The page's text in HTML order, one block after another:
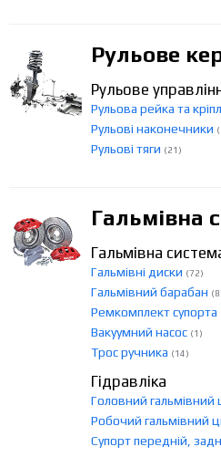
Рульове
Рульове
Рульова рейка та
Рульові наконечники
Рульові тяги (21)
Гальмівна
Гальмівна
Гальмівні диски (72)
Гальмівний барабан
Ремкомплект супорта
Вакуумний насос (1)
Трос ручника (14)
Гідравліка
Головний гальмівний
Робочий гальмівний
Супорт передній,